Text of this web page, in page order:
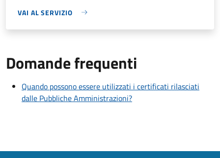
VAI AL SERVIZIO
Domande frequenti
Quando possono essere utilizzati i certificati rilasciati
dalle Pubbliche Amministrazioni?